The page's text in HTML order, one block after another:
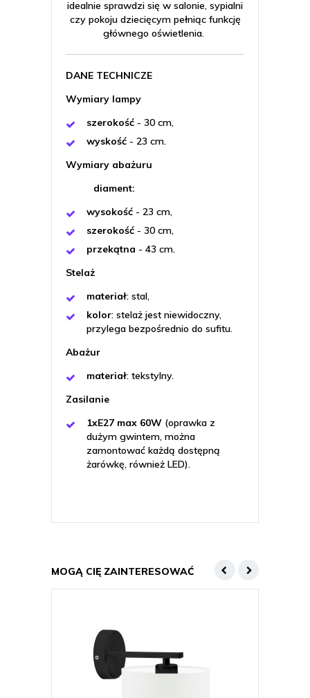
idealnie sprawdzi się w salonie, sypialni
czy pokoju dziecięcym pełniąc funkcję
głównego oświetlenia.
DANE TECHNICZE
Wymiary lampy
szerokość - 30 cm,
wyskość - 23 cm.
Wymiary abażuru
diament:
wysokość - 23 cm,
szerokość - 30 cm,
przekątna - 43 cm.
Stelaż
materiał: stal,
kolor: stelaż jest niewidoczny,
przylega bezpośrednio do sufitu.
Abażur
materiał: tekstylny.
Zasilanie
1xE27 max 60W (oprawka z
dużym gwintem, można
zamontować każdą dostępną
żarówkę, również LED).
MOGĄ CIĘ ZAINTERESOWAĆ